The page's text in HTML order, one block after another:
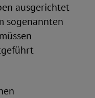
ausgerichtet
sogenannten